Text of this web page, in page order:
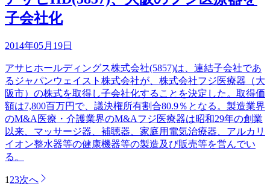
子会社化
2014年05月19日
アサヒホールディングス株式会社(5857)は、連結子会社であ
るジャパンウェイスト株式会社が、株式会社フジ医療器（大
阪市）の株式を取得し子会社化することを決定した。取得価
額は7,800百万円で、議決権所有割合80.9％となる。製造業界
のM&A医療・介護業界のM&Aフジ医療器は昭和29年の創業
以来、マッサージ器、補聴器、家庭用電気治療器、アルカリ
イオン整水器等の健康機器等の製造及び販売等を営んでい
る。
1 23次へ